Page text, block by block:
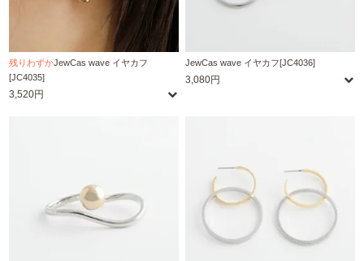
残りわずかJewCas wave イヤカフ
[JC4035]
3,520円
JewCas wave イヤカフ[JC4036]
3,080円